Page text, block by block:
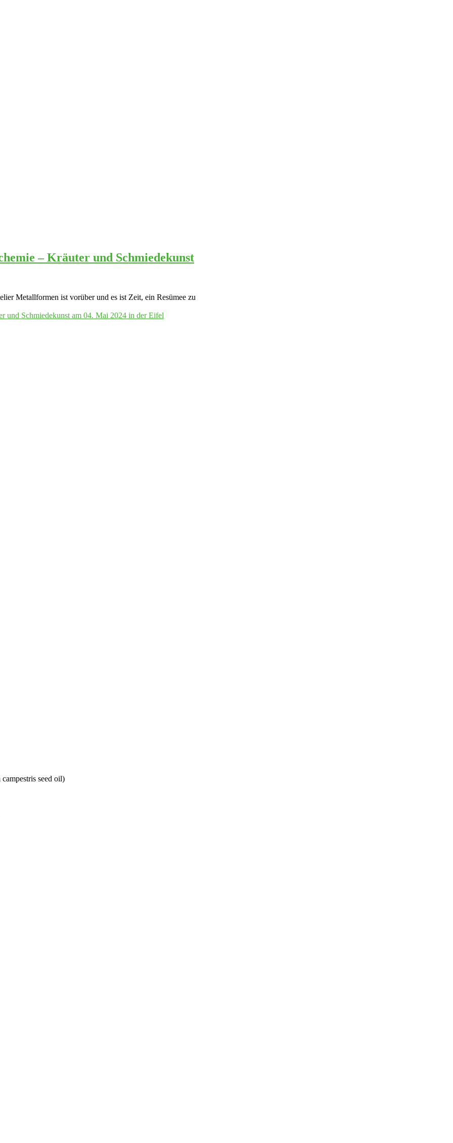
– Kräuter und Schmiedekunst
Metallformen ist vorüber und es ist Zeit, ein Resümee zu
und Schmiedekunst am 04. Mai 2024 in der Eifel
seed oil)